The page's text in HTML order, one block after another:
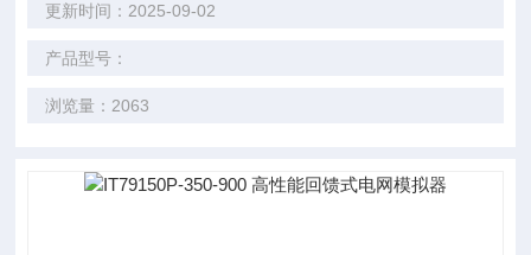
更新时间：2025-09-02
产品型号：
浏览量：2063